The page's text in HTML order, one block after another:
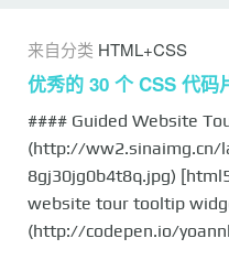
59.jpg) [演示]
(http://codepen.io/
03. Pure CSS3 loader ![纯
(http://
来自分类 HTML+CSS
优秀的 30 个 CSS 代码
#### Guided Website
(http://ww2.sinaimg.cn/
8gj30jg0b4t8q.jpg)
website tour tooltip
(http://codepen.io/